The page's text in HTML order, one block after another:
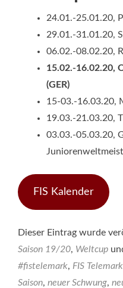
24.01.-25.01.20,
29.01.-31.01.20,
06.02.-08.02.20,
15.02.-16.02.20,
(GER)
15-03.-16.03.20,
19.03.-21.03.20,
03.03.-05.03.20,
FIS Kalender
Dieser Eintrag wurde
Saison 19/20, Weltcup
#fistelemark, FIS
Saison, neuer Schwung,